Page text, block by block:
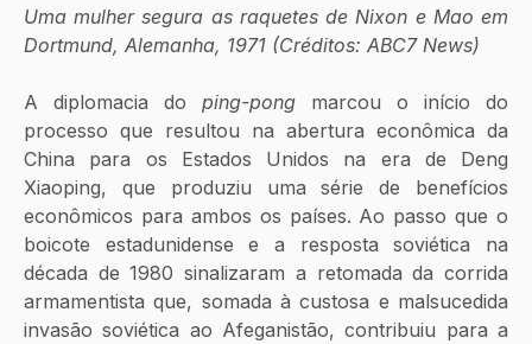
Uma mulher segura as raquetes de Nixon e Mao em
Dortmund, Alemanha, 1971 (Créditos: ABC7 News)
A diplomacia do ping-pong marcou o início do
processo que resultou na abertura econômica da
China para os Estados Unidos na era de Deng
Xiaoping, que produziu uma série de benefícios
econômicos para ambos os países. Ao passo que o
boicote estadunidense e a resposta soviética na
década de 1980 sinalizaram a retomada da corrida
armamentista que, somada à custosa e malsucedida
invasão soviética ao Afeganistão, contribuiu para a